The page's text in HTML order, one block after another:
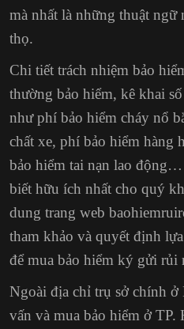
mà nhất là những thuật ngữ
thọ.
Chi tiết trách nhiệm bảo
thường bảo hiểm, kê khai
như phí bảo hiểm cháy nổ
chất xe, phí bảo hiểm hàng
bảo hiểm tai nạn lao
biết hữu ích nhất cho quý
dung trang web
tham khảo và quyết định
để mua bảo hiểm ký gửi rủi
Ngoài địa chỉ trụ sở chính
vấn và mua bảo hiểm ở TP.